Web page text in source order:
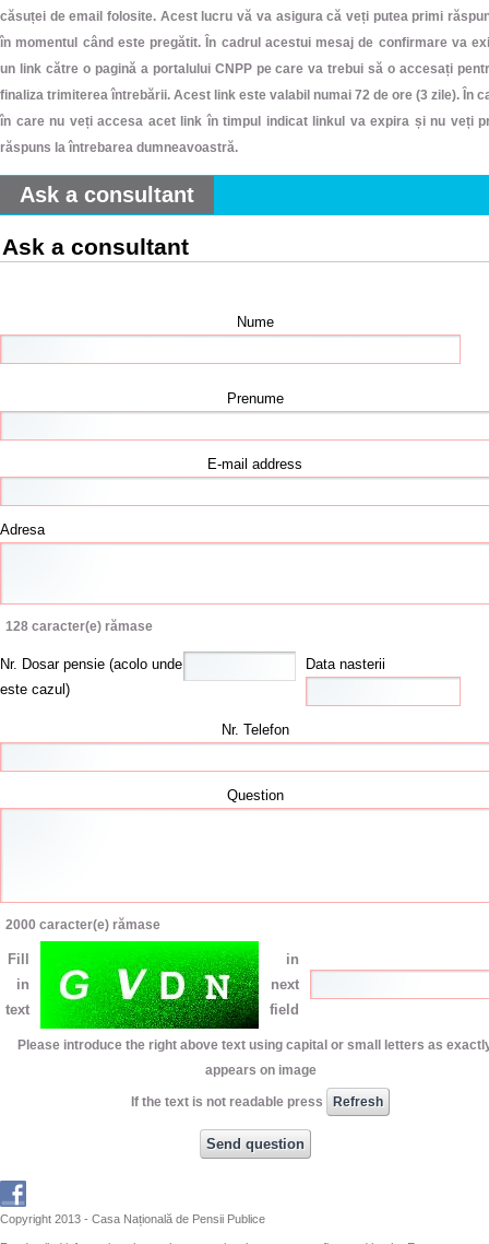
căsuței de email folosite. Acest lucru vă va asigura că veți putea primi
în momentul când este pregătit. În cadrul acestui mesaj de confirmare va
un link către o pagină a portalului CNPP pe care va trebui să o accesați
finaliza trimiterea întrebării. Acest link este valabil numai 72 de ore (3 zile). În
în care nu veți accesa acet link în timpul indicat linkul va expira și nu veți
răspuns la întrebarea dumneavoastră.
Ask a consultant
Ask a consultant
Nume
Prenume
E-mail address
Adresa
128 caracter(e) rămase
Nr. Dosar pensie (acolo unde
este cazul)
Data nasterii
Nr. Telefon
Question
2000 caracter(e) rămase
Fill
in
text
in
next
field
Please introduce the right above text using capital or small letters as
appears on image
If the text is not readable press
Copyright 2013 - Casa Națională de Pensii Publice